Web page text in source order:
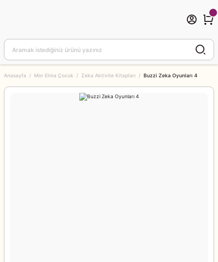
Anasayfa Mor Elma Çocuk Zeka Aktivite Kitapları Buzzi Zeka Oyunları 4